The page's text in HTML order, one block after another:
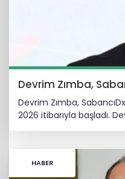
Devrim Zımba,
2026 itibarıyla başladı. Devrim Zımba, kariyerine
telekomünikasyon
üstlendi. Turkcell’de
of IT Governance
HABER